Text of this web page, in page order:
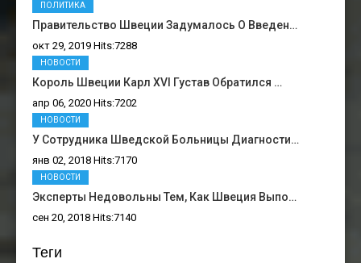
Правительство Швеции Задумалось О Введен…
окт 29, 2019 Hits:7288
ПОЛИТИКА
Король Швеции Карл XVI Густав Обратился …
апр 06, 2020 Hits:7202
НОВОСТИ
У Сотрудника Шведской Больницы Диагности…
янв 02, 2018 Hits:7170
НОВОСТИ
Эксперты Недовольны Тем, Как Швеция Выпо…
сен 20, 2018 Hits:7140
НОВОСТИ
Теги